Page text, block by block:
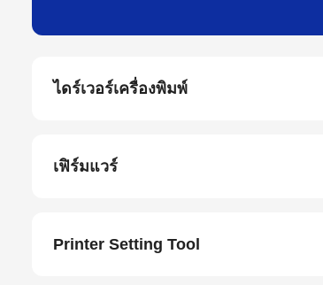
ไดร์เวอร์เครื่องพิมพ์
เฟิร์มแวร์
Printer Setting Tool